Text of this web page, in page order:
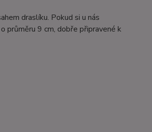
draslíku. Pokud si u nás
průměru 9 cm, dobře připravené k